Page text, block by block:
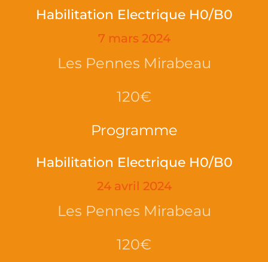
Habilitation Electrique H0/B0
7 mars 2024
Les Pennes Mirabeau
120€
Programme
Habilitation Electrique H0/B0
24 avril 2024
Les Pennes Mirabeau
120€